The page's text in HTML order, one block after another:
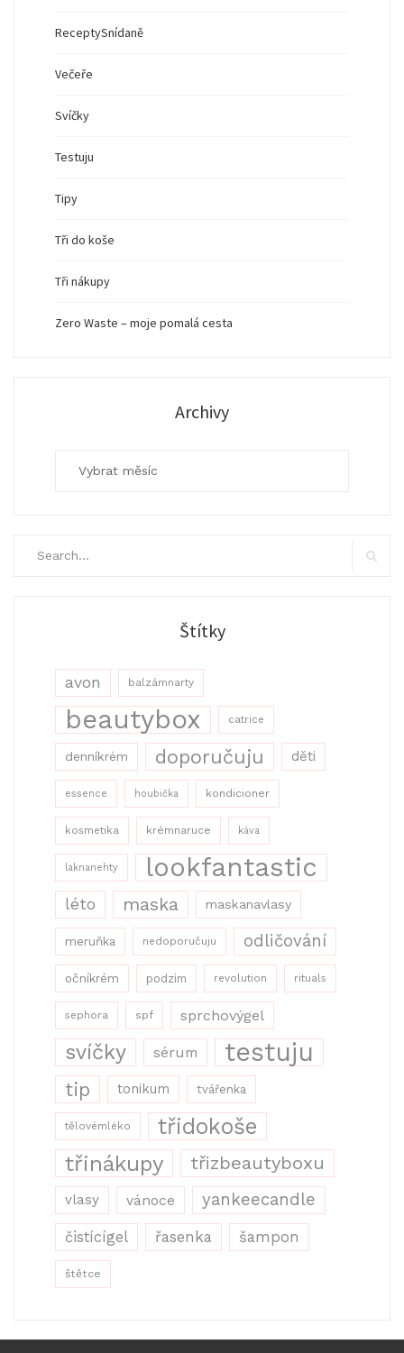
ReceptySnídaně
Večeře
Svíčky
Testuju
Tipy
Tři do koše
Tři nákupy
Zero Waste – moje pomalá cesta
Archivy
Štítky
avon balzámnarty
beautybox catrice
denníkrém doporučuju děti
essence houbička kondicioner
kosmetika krémnaruce káva
laknanehty lookfantastic
léto maska maskanavlasy
meruňka nedoporučuju odličování
očníkrém podzim revolution rituals
sephora spf sprchovýgel
svíčky sérum testuju
tip tonikum tvářenka
tělovémléko
třidokoše
třinákupy
třizbeautyboxu
vlasy vánoce yankeecandle
čistícígel řasenka šampon
štětce